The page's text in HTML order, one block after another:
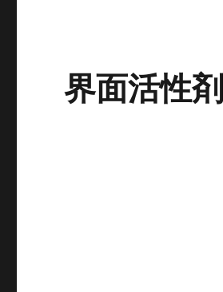
界面活性